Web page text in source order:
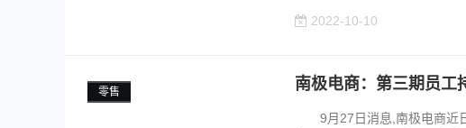
2022-10-10
零售 南极电商：第三期员工
9月27日消息,南极电商近